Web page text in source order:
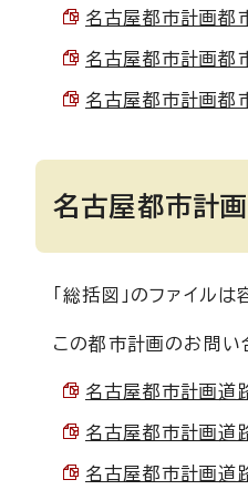
名古屋都市計画都
名古屋都市計画都
名古屋都市計画都
名古屋都市計画
「総括図」のファイル
この都市計画のお問
名古屋都市計画道
名古屋都市計画道
名古屋都市計画道